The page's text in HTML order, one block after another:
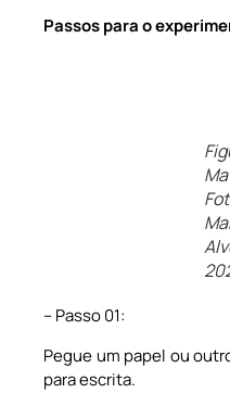
Passos para o
– Passo 01:
Pegue um papel ou
para escrita.